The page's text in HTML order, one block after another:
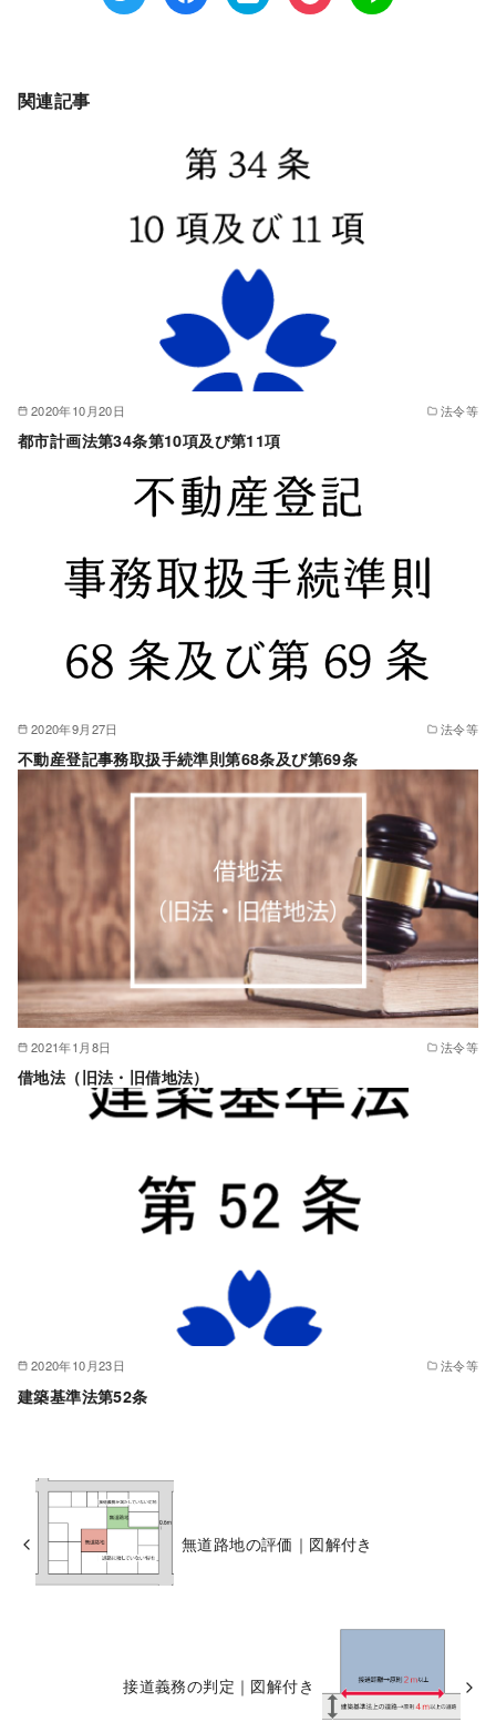
関連記事
2020年10月20日 法令等
都市計画法第34条第10項及び第11項
2020年9月27日 法令等
不動産登記事務取扱手続準則第68条及び第69条
2021年1月8日 法令等
借地法（旧法・旧借地法）
2020年10月23日 法令等
建築基準法第52条
無道路地の評価｜図解付き
接道義務の判定｜図解付き